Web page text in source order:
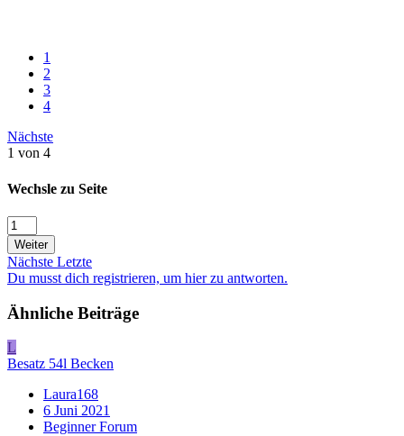
1
2
3
4
Nächste
1 von 4
Wechsle zu Seite
Weiter
Nächste Letzte
Du musst dich registrieren, um hier zu antworten.
Ähnliche Beiträge
L
Besatz 54l Becken
Laura168
6 Juni 2021
Beginner Forum